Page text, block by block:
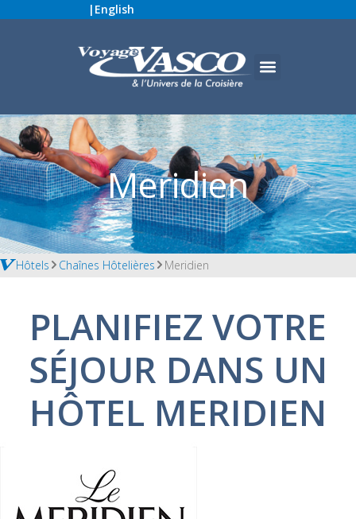
| English
Meridien
Hôtels Chaînes Hôtelières Meridien
PLANIFIEZ VOTRE
SÉJOUR DANS UN
HÔTEL MERIDIEN